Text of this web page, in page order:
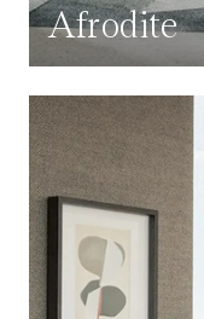
Afrodite